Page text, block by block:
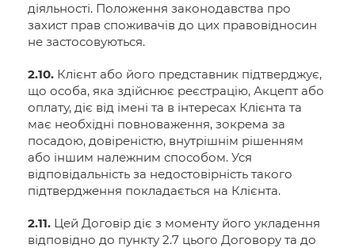
діяльності. Положення законодавства про
захист прав споживачів до цих правовідносин
не застосовуються.
2.10. Клієнт або його представник підтверджує,
що особа, яка здійснює реєстрацію, Акцепт або
оплату, діє від імені та в інтересах Клієнта та
має необхідні повноваження, зокрема за
посадою, довіреністю, внутрішнім рішенням
або іншим належним способом. Уся
відповідальність за недостовірність такого
підтвердження покладається на Клієнта.
2.11. Цей Договір діє з моменту його укладення
відповідно до пункту 2.7 цього Договору та до